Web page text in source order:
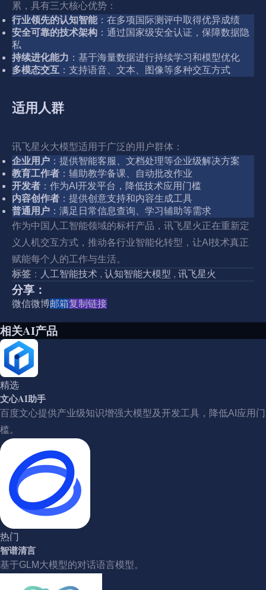
累，具有三大核心优势：
行业领先的认知智能：在多项国际测评中取得优异成绩
安全可靠的技术架构 ：通过国家级安全认证，保障数据隐
私
持续进化能力 ：基于海量数据进行持续学习和模型优化
多模态交互 ：支持语音、文本、图像等多种交互方式
适用人群
讯飞星火大模型适用于广泛的用户群体：
企业用户 ：提供智能客服、文档处理等企业级解决方案
教育工作者 ：辅助教学备课、自动批改作业
开发者 ：作为AI开发平台，降低技术应用门槛
内容创作者 ：提供创意支持和内容生成工具
普通用户 ：满足日常信息查询、学习辅助等需求
作为中国人工智能领域的标杆产品，讯飞星火正在重新定
义人机交互方式，推动各行业智能化转型，让AI技术真正
赋能每个人的工作与生活。
标签 ： 人工智能技术 , 认知智能大模型 , 讯飞星火
分享：
微信微博邮箱复制链接
相关AI产品
精选
文心AI助手
百度文心提供产业级知识增强大模型及开发工具，降低AI应用门
槛。
热门
智谱清言
基于GLM大模型的对话语言模型。